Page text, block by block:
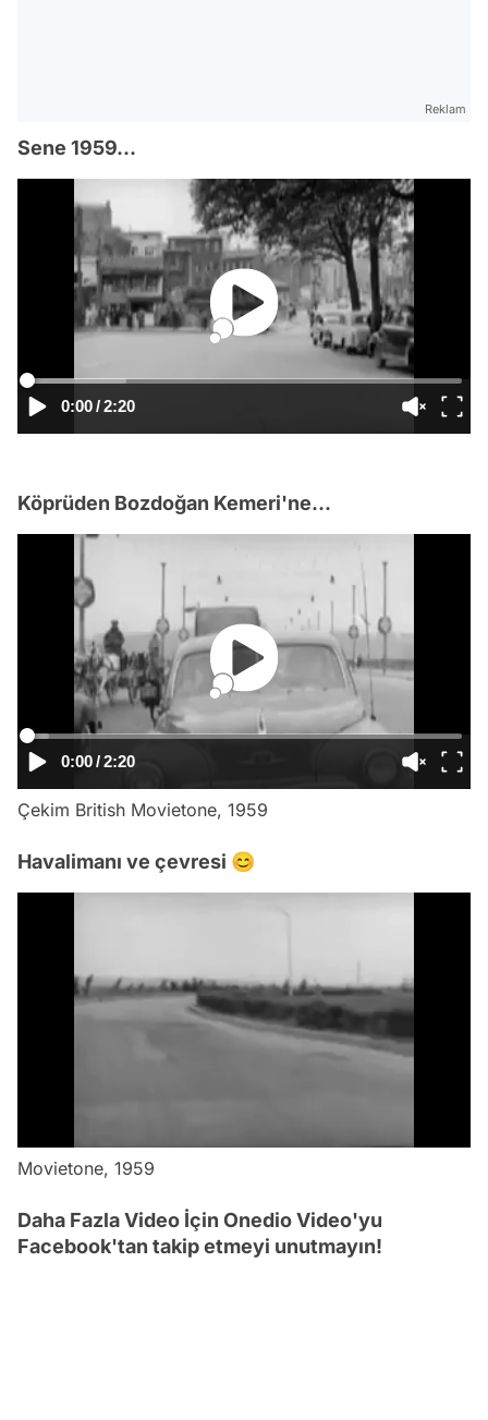
Reklam
Sene 1959...
0:00/2:20
Köprüden Bozdoğan Kemeri'ne...
0:00/2:20
Çekim British Movietone, 1959
Havalimanı ve çevresi 😊
Movietone, 1959
Daha Fazla Video İçin Onedio Video'yu
Facebook'tan takip etmeyi unutmayın!